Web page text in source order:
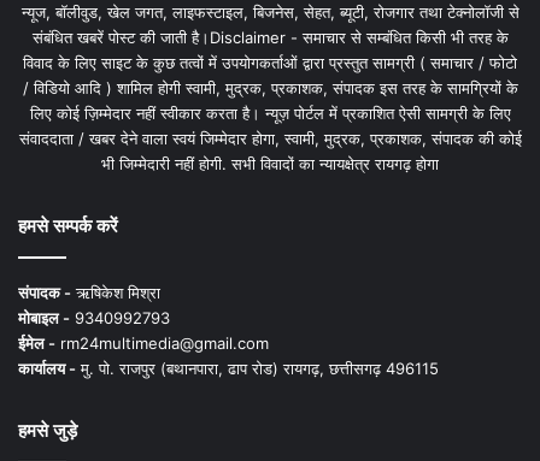
न्यूज, बॉलीवुड, खेल जगत, लाइफस्टाइल, बिजनेस, सेहत, ब्यूटी, रोजगार तथा टेक्नोलॉजी से
संबंधित खबरें पोस्ट की जाती है।Disclaimer - समाचार से सम्बंधित किसी भी तरह के
विवाद के लिए साइट के कुछ तत्वों में उपयोगकर्ताओं द्वारा प्रस्तुत सामग्री ( समाचार / फोटो
/ विडियो आदि ) शामिल होगी स्वामी, मुद्रक, प्रकाशक, संपादक इस तरह के सामग्रियों के
लिए कोई ज़िम्मेदार नहीं स्वीकार करता है। न्यूज़ पोर्टल में प्रकाशित ऐसी सामग्री के लिए
संवाददाता / खबर देने वाला स्वयं जिम्मेदार होगा, स्वामी, मुद्रक, प्रकाशक, संपादक की कोई
भी जिम्मेदारी नहीं होगी. सभी विवादों का न्यायक्षेत्र रायगढ़ होगा
हमसे सम्पर्क करें
संपादक -ऋषिकेश मिश्रा
मोबाइल - 9340992793
ईमेल - rm24multimedia@gmail.com
कार्यालय -मु. पो. राजपुर (बथानपारा, ढाप रोड) रायगढ़, छत्तीसगढ़ 496115
हमसे जुड़े